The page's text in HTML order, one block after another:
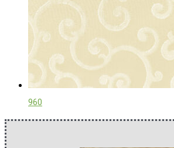
960